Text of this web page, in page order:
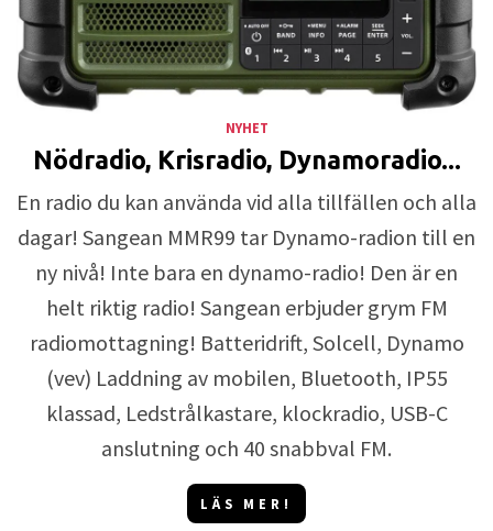
NYHET
Nödradio, Krisradio, Dynamoradio...
En radio du kan använda vid alla tillfällen och alla
dagar! Sangean MMR99 tar Dynamo-radion till en
ny nivå! Inte bara en dynamo-radio! Den är en
helt riktig radio! Sangean erbjuder grym FM
radiomottagning! Batteridrift, Solcell, Dynamo
(vev) Laddning av mobilen, Bluetooth, IP55
klassad, Ledstrålkastare, klockradio, USB-C
anslutning och 40 snabbval FM.
LÄS MER!